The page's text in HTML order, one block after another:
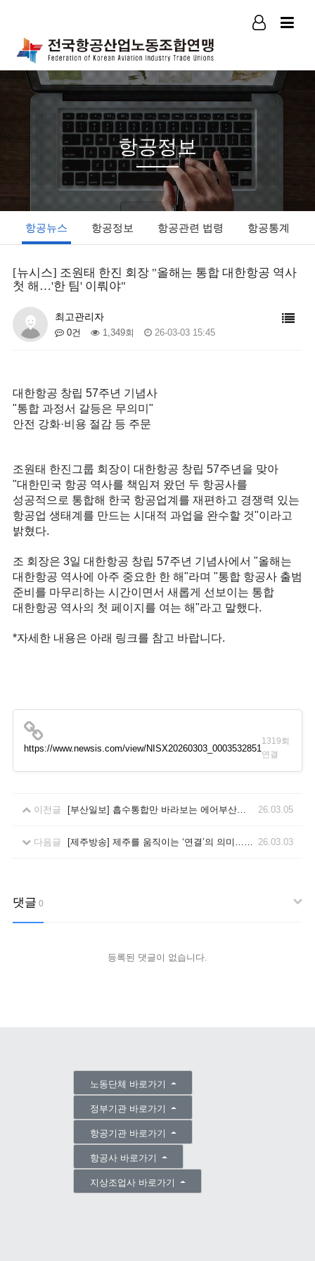
항공정보
항공뉴스 항공정보 항공관련 법령 항공통계
[뉴시스] 조원태 한진 회장 "올해는 통합 대한항공 역사
첫 해…'한 팀' 이뤄야"
최고관리자
0건 1,349회 26-03-03 15:45
대한항공 창립 57주년 기념사
"통합 과정서 갈등은 무의미"
안전 강화·비용 절감 등 주문
조원태 한진그룹 회장이 대한항공 창립 57주년을 맞아
"대한민국 항공 역사를 책임져 왔던 두 항공사를
성공적으로 통합해 한국 항공업계를 재편하고 경쟁력 있는
항공업 생태계를 만드는 시대적 과업을 완수할 것"이라고
밝혔다.
조 회장은 3일 대한항공 창립 57주년 기념사에서 "올해는
대한항공 역사에 아주 중요한 한 해"라며 "통합 항공사 출범
준비를 마무리하는 시간이면서 새롭게 선보이는 통합
대한항공 역사의 첫 페이지를 여는 해"라고 말했다.
*자세한 내용은 아래 링크를 참고 바랍니다.
https://www.newsis.com/view/NISX20260303_0003532851
1319회
연결
이전글 [부산일보] 흡수통합만 바라보는 에어부산의 내핍경영 26.03.05
다음글 [제주방송] 제주를 움직이는 ‘연결’의 의미… 한진 한국공항 기탁, 인프라 기업의 역할을 다시 묻다 26.03.03
댓글 0
등록된 댓글이 없습니다.
노동단체 바로가기
정부기관 바로가기
항공기관 바로가기
항공사 바로가기
지상조업사 바로가기